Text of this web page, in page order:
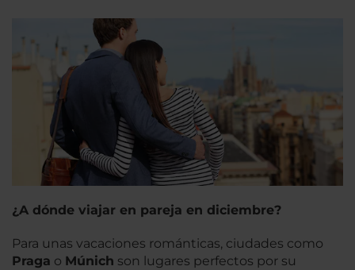
¿A dónde viajar en pareja en diciembre?
Para unas vacaciones románticas, ciudades como
Praga o Múnich son lugares perfectos por su